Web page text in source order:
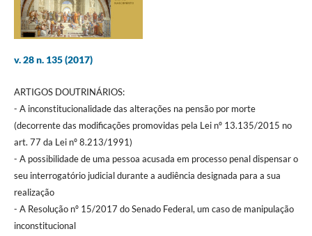
v. 28 n. 135 (2017)
ARTIGOS DOUTRINÁRIOS:
- A inconstitucionalidade das alterações na pensão por morte
(decorrente das modificações promovidas pela Lei nº 13.135/2015 no
art. 77 da Lei nº 8.213/1991)
- A possibilidade de uma pessoa acusada em processo penal dispensar o
seu interrogatório judicial durante a audiência designada para a sua
realização
- A Resolução nº 15/2017 do Senado Federal, um caso de manipulação
inconstitucional